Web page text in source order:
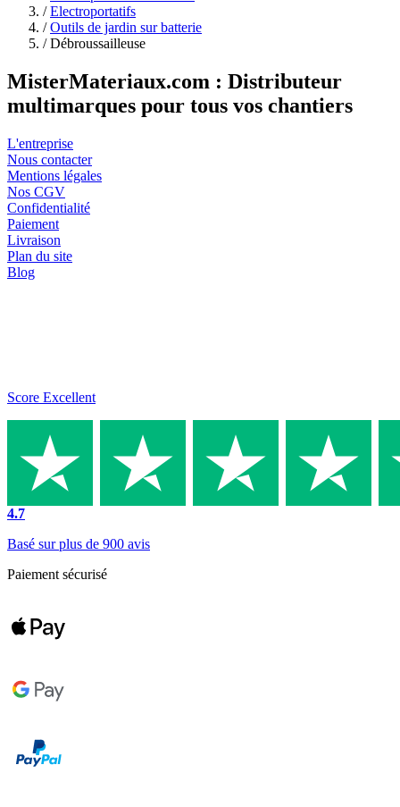
/ Electroportatifs
/ Outils de jardin sur batterie
/ Débroussailleuse
MisterMateriaux.com : Distributeur
multimarques pour tous vos chantiers
L'entreprise
Nous contacter
Mentions légales
Nos CGV
Confidentialité
Paiement
Livraison
Plan du site
Blog
Score Excellent
4.7
Basé sur plus de 900 avis
Paiement sécurisé